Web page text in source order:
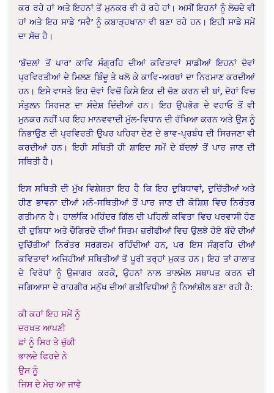
ਕਰ ਰਹੇ ਹਾਂ ਅਤੇ ਇਹਨਾਂ ਤੋਂ ਮੁਨਕਰ ਵੀ ਹੋ ਰਹੇ ਹਾਂ। ਅਸੀਂ ਇਹਨਾਂ ਨੂੰ ਲੋਚਦੇ ਵੀ
ਹਾਂ ਅਤੇ ਇਹ ਸਾਡੇ ‘ਸਵੈ’ ਨੂੰ ਕਬਾੜ੍ਹਖਾਨਾ ਵੀ ਬਣਾ ਰਹੇ ਹਨ। ਇਹੀ ਸਾਡੇ ਸਮੇਂ
ਦਾ ਸੱਚ ਹੈ।
‘ਬੱਦਲਾਂ ਤੋਂ ਪਾਰ’ ਕਾਵਿ ਸੰਗ੍ਰਹਿ ਦੀਆਂ ਕਵਿਤਾਵਾਂ ਸਾਡੀਆਂ ਇਹਨਾਂ ਦੋਵਾਂ
ਪ੍ਰਵਿਰਤੀਆਂ ਦੇ ਮਿਲਣ ਬਿੰਦੂ ਤੇ ਖਲੋ ਕੇ ਕਾਵਿ-ਅਰਥਾਂ ਦਾ ਨਿਰਮਾਣ ਕਰਦੀਆਂ
ਹਨ। ਇਸੇ ਵਾਸਤੇ ਇਹ ਦੋਵਾਂ ਵਿਚੋਂ ਕਿਸੇ ਇਕ ਦੀ ਚੋਣ ਕਰਨ ਦੀ ਥਾਂ, ਦੋਹਾਂ ਵਿਚ
ਸੰਤੁਲਨ ਸਿਰਜਣ ਦਾ ਸੰਦੇਸ਼ ਦਿੰਦੀਆਂ ਹਨ। ਇਹ ਉਪਭੋਗ ਦੇ ਵਹਾਓ ਤੋਂ ਵੀ
ਮੁਨਕਰ ਨਹੀਂ ਪਰ ਇਹ ਮਾਨਵਵਾਦੀ ਮੁੱਲ-ਵਿਧਾਨ ਦੀ ਰੱਖਿਆ ਕਰਨ ਅਤੇ ਉਸ ਨੂੰ
ਨਿਭਾਉਣ ਦੀ ਪ੍ਰਵਿਰਤੀ ਉਪਰ ਪਹਿਰਾ ਦੇਣ ਦੇ ਭਾਵ-ਪ੍ਰਬੰਧ ਦੀ ਸਿਰਜਣਾ ਵੀ
ਕਰਦੀਆਂ ਹਨ। ਇਹੀ ਸਥਿਤੀ ਹੀ ਸ਼ਾਇਦ ਸਮੇਂ ਦੇ ਬੱਦਲਾਂ ਤੋਂ ਪਾਰ ਜਾਣ ਦੀ
ਸਥਿਤੀ ਹੈ।
ਇਸ ਸਥਿਤੀ ਦੀ ਮੁੱਖ ਵਿਸ਼ੇਸ਼ਤਾ ਇਹ ਹੈ ਕਿ ਇਹ ਦੁਬਿਧਾਵਾਂ, ਦੁਚਿੱਤੀਆਂ ਅਤੇ
ਹੀਣ ਭਾਵਨਾ ਦੀਆਂ ਮਨੋ-ਸਥਿਤੀਆਂ ਤੋਂ ਪਾਰ ਜਾਣ ਦੀ ਕੋਸ਼ਿਸ਼ ਵਿਚ ਨਿਰੰਤਰ
ਗਤੀਮਾਨ ਹੈ। ਹਾਲਾਂਕਿ ਮਹਿੰਦਰ ਗਿੱਲ ਦੀ ਪਹਿਲੀ ਕਵਿਤਾ ਵਿਚ ਪਰਵਾਸੀ ਹੋਣ
ਦੀ ਦੁਬਿਧਾ ਅਤੇ ਚੌਗਿਰਦੇ ਦੀਆਂ ਸਿਤਮ ਜ਼ਰੀਫੀਆਂ ਵਿਚ ਉਲਝੇ ਹੋਏ ਬੰਦੇ ਦੀਆਂ
ਦੁਚਿੱਤੀਆਂ ਨਿਰੰਤਰ ਸਰਗਰਮ ਰਹਿੰਦੀਆਂ ਹਨ, ਪਰ ਇਸ ਸੰਗ੍ਰਹਿ ਦੀਆਂ
ਕਵਿਤਾਵਾਂ ਅਜਿਹੀਆਂ ਸਥਿਤੀਆਂ ਤੋਂ ਪੂਰੀ ਤਰ੍ਹਾਂ ਮੁਕਤ ਹਨ। ਇਹ ਤਾਂ ਹਾਲਾਤ
ਦੇ ਵਿਰੋਧਾਂ ਨੂੰ ਉਜਾਗਰ ਕਰਕੇ, ਉਹਨਾਂ ਨਾਲ ਤਾਲਮੇਲ ਸਥਾਪਤ ਕਰਨ ਦੀ
ਜਗਿਆਸਾ ਦੇ ਰਾਹਗੀਰ ਮਨੁੱਖ ਦੀਆਂ ਗਤੀਵਿਧੀਆਂ ਨੂੰ ਨਿਆਂਸ਼ੀਲ ਬਣਾ ਰਹੀ ਹੈ:
ਕੀ ਕਹਾਂ ਇਹ ਸਮੇਂ ਨੂੰ
ਦਰਖਤ ਆਪਣੀ
ਛਾਂ ਨੂੰ ਸਿਰ ਤੇ ਚੁੱਕੀ
ਭਾਲਦੇ ਫਿਰਦੇ ਨੇ
ਉਸ ਨੂੰ
ਜਿਸ ਦੇ ਮੇਚ ਆ ਜਾਵੇ